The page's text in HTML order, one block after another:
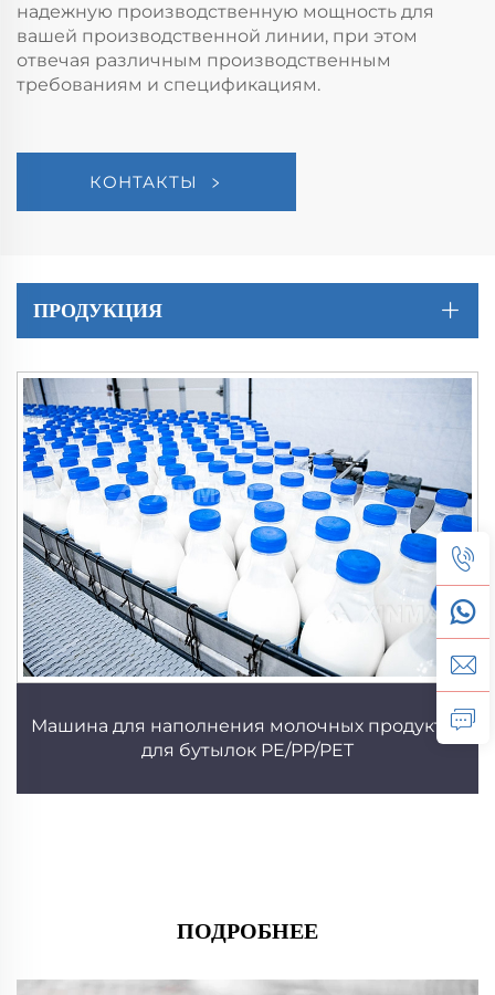
надежную производственную мощность для
вашей производственной линии, при этом
отвечая различным производственным
требованиям и спецификациям.
КОНТАКТЫ
ПРОДУКЦИЯ
Машина для наполнения молочных продуктов
для бутылок PE/PP/PET
ПОДРОБНЕЕ